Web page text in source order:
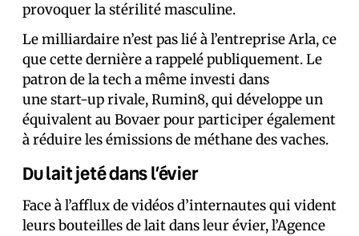
provoquer la stérilité masculine.
Le milliardaire n’est pas lié à l’entreprise Arla, ce
que cette dernière a rappelé publiquement. Le
patron de la tech a même investi dans
une start-up rivale, Rumin8, qui développe un
équivalent au Bovaer pour participer également
à réduire les émissions de méthane des vaches.
Du lait jeté dans l’évier
Face à l’afflux de vidéos d’internautes qui vident
leurs bouteilles de lait dans leur évier, l’Agence